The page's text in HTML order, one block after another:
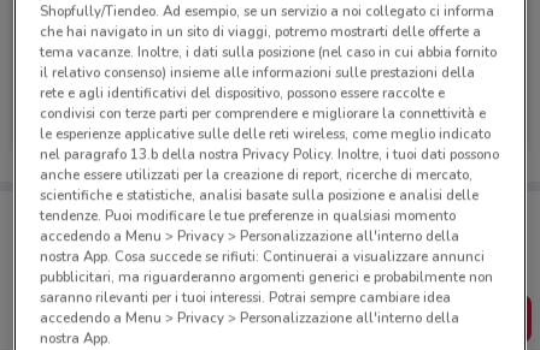
Peugeot
3.5 km
Porta DoveConviene sempre con te!
Puoi trovare le migliori offerte dei negozi vicino a te,
salvarle e creare la tua lista del risparmio, comodamente
dal tuo cellulare.
SCARICA L’APP
Shopfully/Tiendeo. Ad esempio, se un servizio a noi collegato ci informa
che hai navigato in un sito di viaggi, potremo mostrarti delle offerte a
tema vacanze. Inoltre, i dati sulla posizione (nel caso in cui abbia fornito
il relativo consenso) insieme alle informazioni sulle prestazioni della
rete e agli identificativi del dispositivo, possono essere raccolte e
condivisi con terze parti per comprendere e migliorare la connettività e
le esperienze applicative sulle delle reti wireless, come meglio indicato
nel paragrafo 13.b della nostra Privacy Policy. Inoltre, i tuoi dati possono
anche essere utilizzati per la creazione di report, ricerche di mercato,
scientifiche e statistiche, analisi basate sulla posizione e analisi delle
tendenze. Puoi modificare le tue preferenze in qualsiasi momento
accedendo a Menu > Privacy > Personalizzazione all'interno della
nostra App. Cosa succede se rifiuti: Continuerai a visualizzare annunci
pubblicitari, ma riguarderanno argomenti generici e probabilmente non
saranno rilevanti per i tuoi interessi. Potrai sempre cambiare idea
accedendo a Menu > Privacy > Personalizzazione all'interno della
nostra App.